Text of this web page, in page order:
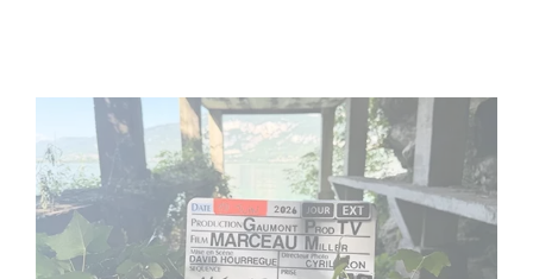
Le tournage de la mini-série Le Roman de Marceau Miller
a débuté